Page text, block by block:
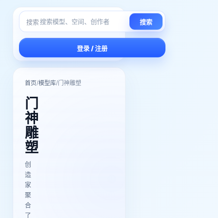
搜索 搜索
登录 / 注册
首页/模型库/门神雕塑
门
神
雕
塑
创
造
家
聚
合
了